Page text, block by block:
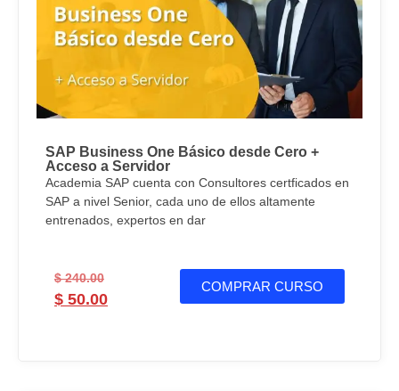
SAP Business One Básico desde Cero +
Acceso a Servidor
Academia SAP cuenta con Consultores certficados en
SAP a nivel Senior, cada uno de ellos altamente
entrenados, expertos en dar
$240.00
$ 50.00
COMPRAR CURSO